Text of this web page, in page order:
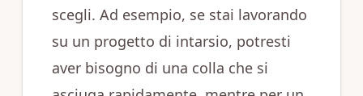
scegli. Ad esempio, se stai lavorando
su un progetto di intarsio, potresti
aver bisogno di una colla che si